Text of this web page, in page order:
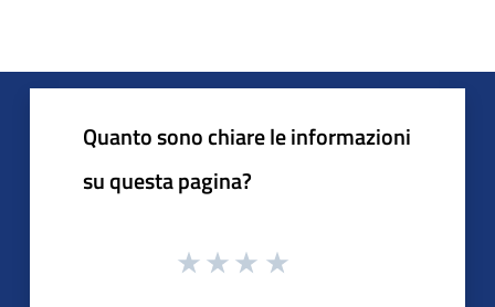
Quanto sono chiare le informazioni
su questa pagina?